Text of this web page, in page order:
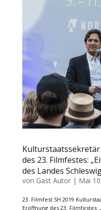
des 23. Filmfestes:
des Landes
von Gast Autor| Mai
23. Filmfest SH 2019
Eröffnung des 23. Filmfestes: